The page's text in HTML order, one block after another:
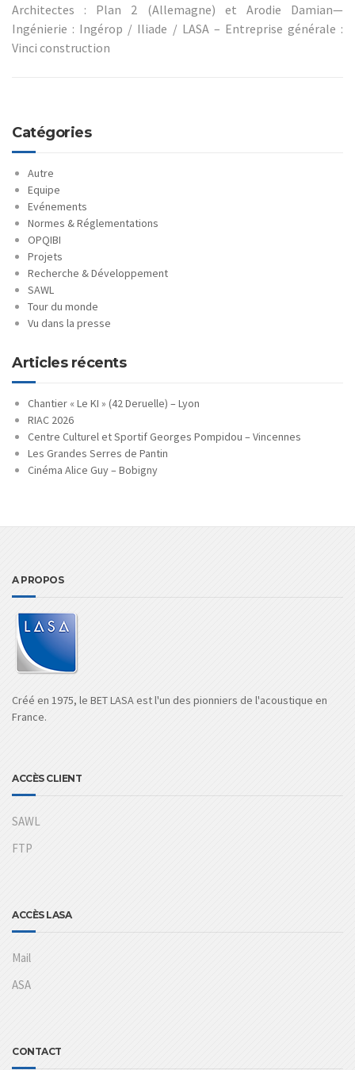
Architectes : Plan 2 (Allemagne) et Arodie Damian—
Ingénierie : Ingérop / Iliade / LASA – Entreprise générale :
Vinci construction
Catégories
Autre
Equipe
Evénements
Normes & Réglementations
OPQIBI
Projets
Recherche & Développement
SAWL
Tour du monde
Vu dans la presse
Articles récents
Chantier « Le KI » (42 Deruelle) – Lyon
RIAC 2026
Centre Culturel et Sportif Georges Pompidou – Vincennes
Les Grandes Serres de Pantin
Cinéma Alice Guy – Bobigny
A PROPOS
Créé en 1975, le BET LASA est l'un des pionniers de l'acoustique en
France.
ACCÈS CLIENT
SAWL
FTP
ACCÈS LASA
Mail
ASA
CONTACT